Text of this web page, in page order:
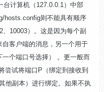
台计算机（127.0.0.1）中部
hosts.config则不能具有顺序
10003）。这是因为每个副
客户端的消息，另一个用于
个端口号选择） 。更一般而
尝试将端口P（绑定到接收到
他副本）进行绑定。如果不执